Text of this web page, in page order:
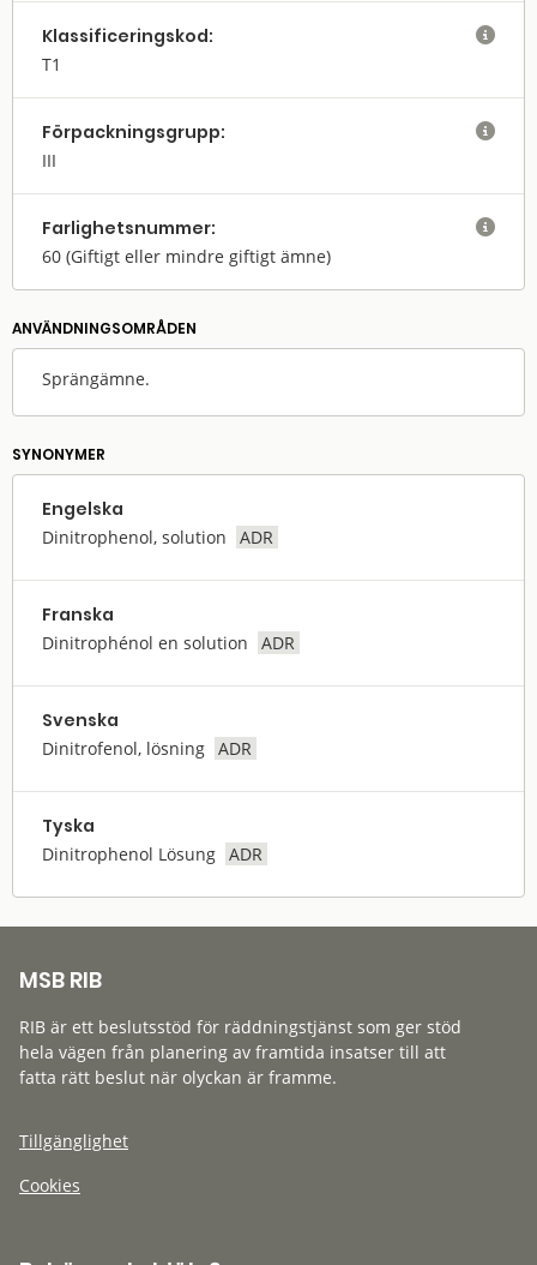
Klassifi­cerings­kod:
T1

Förpack­nings­grupp:
III

Farlighets­nummer:
60 (Giftigt eller mindre giftigt ämne)

ANVÄNDNINGS­OMRÅDEN
Sprängämne.
SYNONYMER
Engelska
Dinitrophenol, solution ADR
Franska
Dinitrophénol en solution ADR
Svenska
Dinitrofenol, lösning ADR
Tyska
Dinitrophenol Lösung ADR
MSB RIB
RIB är ett beslutsstöd för räddningstjänst som ger stöd
hela vägen från planering av framtida insatser till att
fatta rätt beslut när olyckan är framme.
Tillgänglighet
Cookies